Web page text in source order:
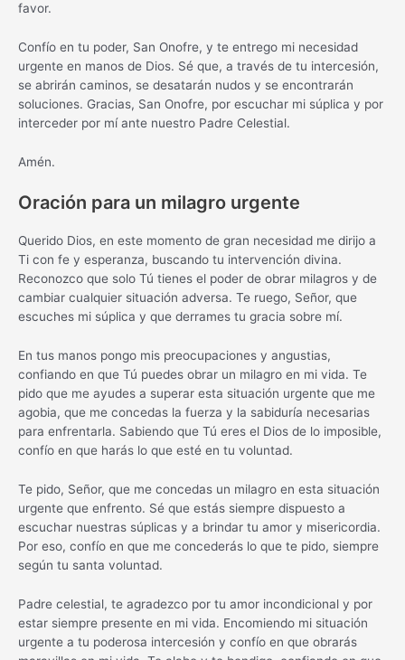
favor.
Confío en tu poder, San Onofre, y te entrego mi necesidad
urgente en manos de Dios. Sé que, a través de tu intercesión,
se abrirán caminos, se desatarán nudos y se encontrarán
soluciones. Gracias, San Onofre, por escuchar mi súplica y por
interceder por mí ante nuestro Padre Celestial.
Amén.
Oración para un milagro urgente
Querido Dios, en este momento de gran necesidad me dirijo a
Ti con fe y esperanza, buscando tu intervención divina.
Reconozco que solo Tú tienes el poder de obrar milagros y de
cambiar cualquier situación adversa. Te ruego, Señor, que
escuches mi súplica y que derrames tu gracia sobre mí.
En tus manos pongo mis preocupaciones y angustias,
confiando en que Tú puedes obrar un milagro en mi vida. Te
pido que me ayudes a superar esta situación urgente que me
agobia, que me concedas la fuerza y la sabiduría necesarias
para enfrentarla. Sabiendo que Tú eres el Dios de lo imposible,
confío en que harás lo que esté en tu voluntad.
Te pido, Señor, que me concedas un milagro en esta situación
urgente que enfrento. Sé que estás siempre dispuesto a
escuchar nuestras súplicas y a brindar tu amor y misericordia.
Por eso, confío en que me concederás lo que te pido, siempre
según tu santa voluntad.
Padre celestial, te agradezco por tu amor incondicional y por
estar siempre presente en mi vida. Encomiendo mi situación
urgente a tu poderosa intercesión y confío en que obrarás